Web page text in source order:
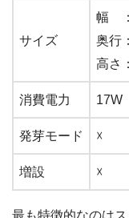
サイズ
幅
奥行
高さ
消費電力 17W
発芽モード ☓
増設 ☓
最も特徴的なのは